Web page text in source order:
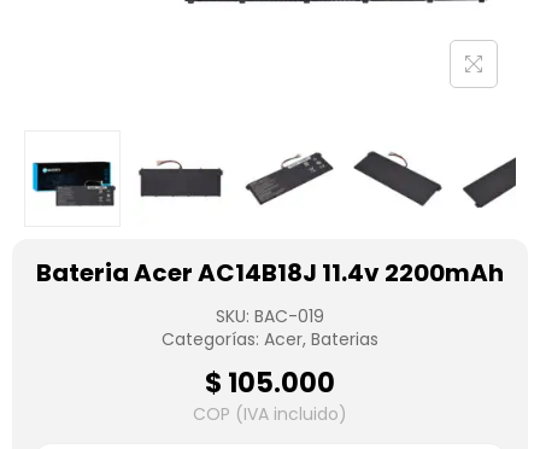
Bateria Acer AC14B18J 11.4v 2200mAh
SKU: BAC-019
Categorías: Acer, Baterias
$ 105.000
COP (IVA incluido)